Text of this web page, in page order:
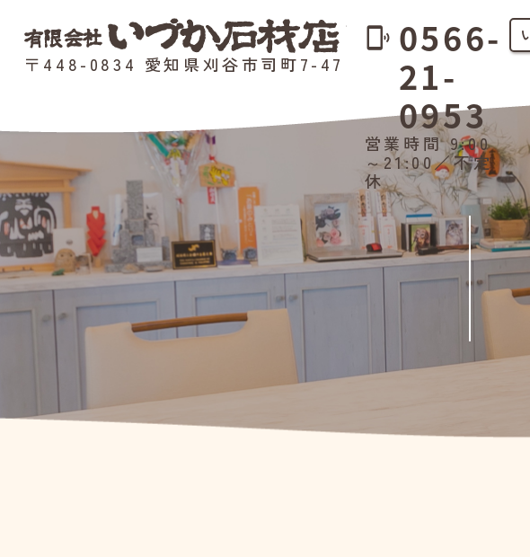
〒448-0834 愛知県刈谷市司町7-47
phonelink_ring 0566-
21-
0953
営業時間 9:00
～21:00／不定
休